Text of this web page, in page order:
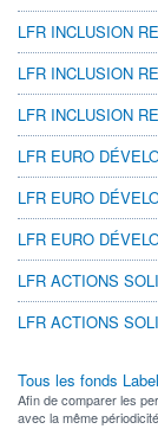
Tous les fonds
Afin de comparer les
avec la même